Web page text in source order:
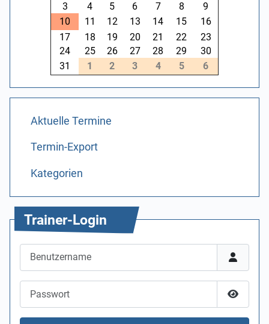
3
4 5 6 7 8
9
10
11 12 13 14 15
16
17
18 19 20 21 22
23
24
25 26 27 28 29
30
31
1 2 3 4 5 6
Aktuelle Termine
Termin-Export
Kategorien
Trainer-Login